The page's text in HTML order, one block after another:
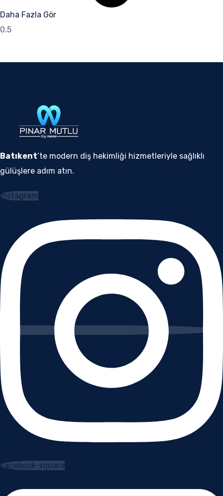
Daha Fazla Gör
Batıkent’te modern diş hekimliği hizmetleriyle sağlıklı
gülüşlere adım atın.
Instagram
Facebook-square